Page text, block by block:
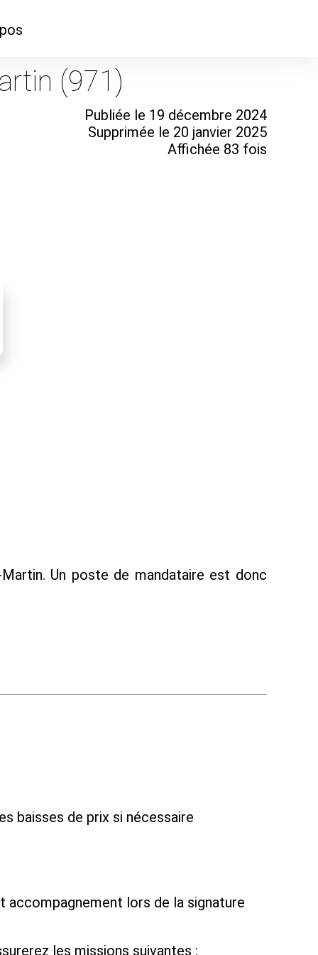
(971)
Publiée le 19 décembre 2024
Supprimée le 20 janvier 2025
Affichée 83 fois
Un poste de mandataire est donc
baisses de prix si nécessaire
accompagnement lors de la signature
les missions suivantes :